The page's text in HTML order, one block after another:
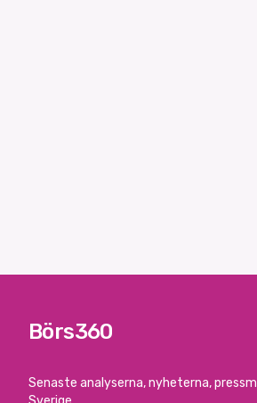
Börs360
Senaste analyserna, nyheterna,